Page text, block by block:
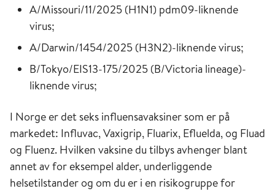
A/Missouri/11/2025 (H1N1) pdm09-liknende
virus;
A/Darwin/1454/2025 (H3N2)-liknende virus;
B/Tokyo/EIS13-175/2025 (B/Victoria lineage)-
liknende virus;
I Norge er det seks influensavaksiner som er på
markedet: Influvac, Vaxigrip, Fluarix, Efluelda, og Fluad
og Fluenz. Hvilken vaksine du tilbys avhenger blant
annet av for eksempel alder, underliggende
helsetilstander og om du er i en risikogruppe for